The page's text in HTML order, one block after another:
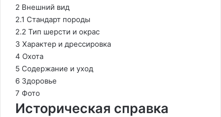
2 Внешний вид
2.1 Стандарт породы
2.2 Тип шерсти и окрас
3 Характер и дрессировка
4 Охота
5 Содержание и уход
6 Здоровье
7 Фото
Историческая справка